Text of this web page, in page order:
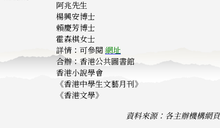
阿兆先生
楊興安博士
賴慶芳博士
霍森棋女士
詳情：可參閱 網址
合辦：香港公共圖書館
香港小說學會
《香港中學生文藝月刊》
《香港文學》
資料來源：各主辦機構網